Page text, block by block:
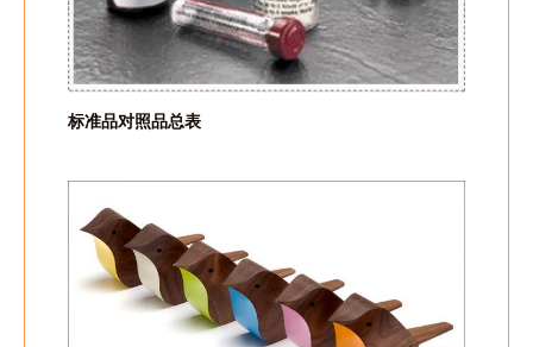
标准品对照品总表